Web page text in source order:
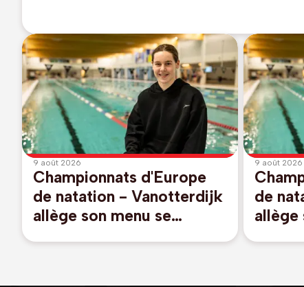
9 août 2026
Championnats d'Europe
de natation - Vanotterdijk
allège son menu se
9 août 2026
de
allège